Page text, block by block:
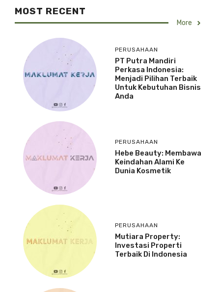
MOST RECENT
More
PERUSAHAAN
PT Putra Mandiri
Perkasa Indonesia:
Menjadi Pilihan Terbaik
Untuk Kebutuhan Bisnis
Anda
PERUSAHAAN
Hebe Beauty: Membawa
Keindahan Alami Ke
Dunia Kosmetik
PERUSAHAAN
Mutiara Property:
Investasi Properti
Terbaik Di Indonesia